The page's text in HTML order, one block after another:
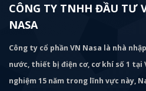
CÔNG TY TNHH ĐẦU TƯ
NASA
Công ty cổ phần VN Nasa là nhà
nước, thiết bị điện cơ, cơ khí số 1 tại
nghiệm 15 năm trong lĩnh vực này,